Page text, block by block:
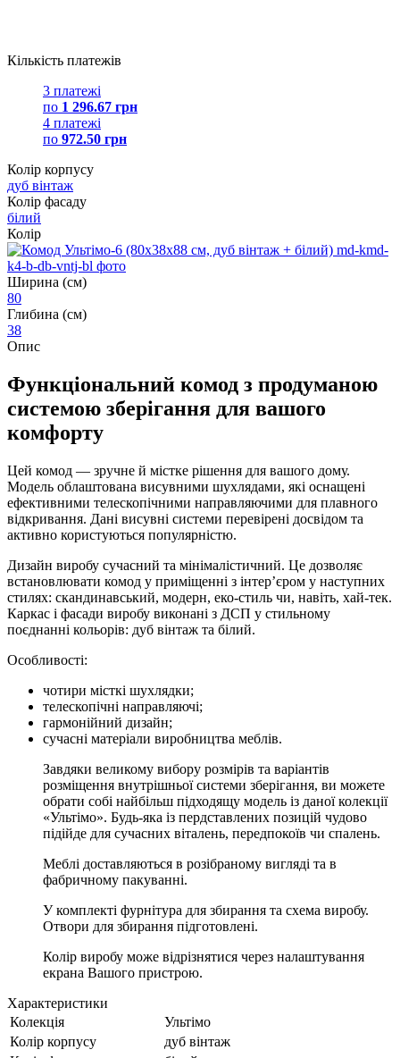
Кількість платежів
3 платежі
по 1 296.67 грн
4 платежі
по 972.50 грн
Колір корпусу
дуб вінтаж
Колір фасаду
білий
Колір
Ширина (см)
80
Глибина (см)
38
Опис
Функціональний комод з продуманою
системою зберігання для вашого
комфорту
Цей комод — зручне й містке рішення для вашого дому.
Модель облаштована висувними шухлядами, які оснащені
ефективними телескопічними направляючими для плавного
відкривання. Дані висувні системи перевірені досвідом та
активно користуються популярністю.
Дизайн виробу сучасний та мінімалістичний. Це дозволяє
встановлювати комод у приміщенні з інтер’єром у наступних
стилях: скандинавський, модерн, еко-стиль чи, навіть, хай-тек.
Каркас і фасади виробу виконані з ДСП у стильному
поєднанні кольорів: дуб вінтаж та білий.
Особливості:
чотири місткі шухлядки;
телескопічні направляючі;
гармонійний дизайн;
сучасні матеріали виробництва меблів.
Завдяки великому вибору розмірів та варіантів
розміщення внутрішньої системи зберігання, ви можете
обрати собі найбільш підходящу модель із даної колекції
«Ультімо». Будь-яка із пердставлених позицій чудово
підійде для сучасних віталень, передпокоїв чи спалень.
Меблі доставляються в розібраному вигляді та в
фабричному пакуванні.
У комплекті фурнітура для збирання та схема виробу.
Отвори для збирання підготовлені.
Колір виробу може відрізнятися через налаштування
екрана Вашого пристрою.
Характеристики
Колекція
Ультімо
Колір корпусу
дуб вінтаж